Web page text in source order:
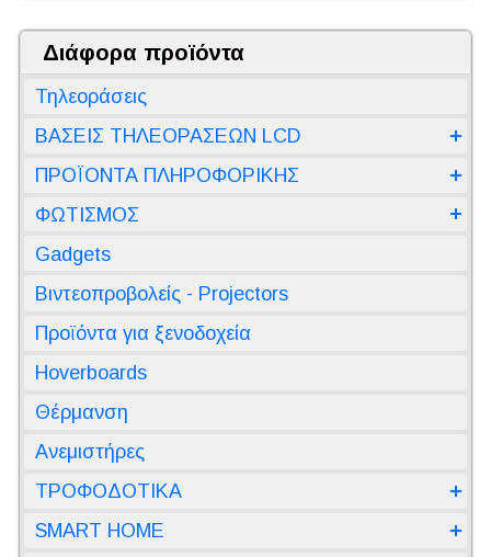
Διάφορα προϊόντα
Τηλεοράσεις
ΒΑΣΕΙΣ ΤΗΛΕΟΡΑΣΕΩΝ LCD
ΠΡΟΪΟΝΤΑ ΠΛΗΡΟΦΟΡΙΚΗΣ
ΦΩΤΙΣΜΟΣ
Gadgets
Βιντεοπροβολείς - Projectors
Προϊόντα για ξενοδοχεία
Hoverboards
Θέρμανση
Ανεμιστήρες
ΤΡΟΦΟΔΟΤΙΚΑ
SMART HOME